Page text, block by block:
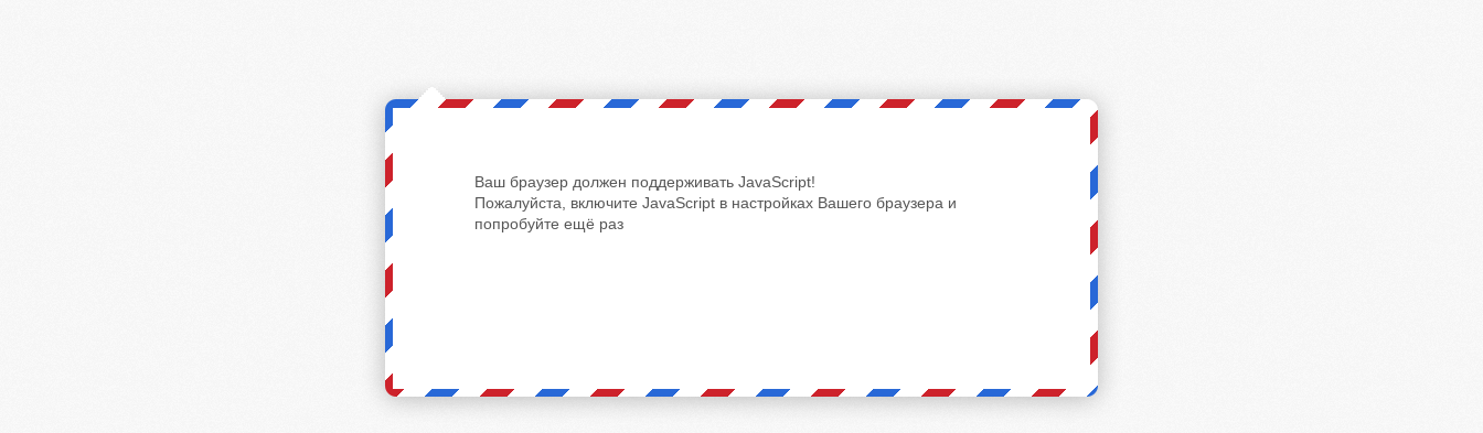
Ваш браузер должен поддерживать JavaScript!
Пожалуйста, включите JavaScript в настройках Вашего браузера и
попробуйте ещё раз